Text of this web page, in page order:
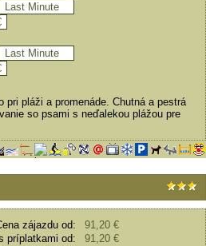
Last Minute
Last Minute
pri pláži a promenáde. Chutná a pestrá
so psami s neďalekou plážou pre
zájazdu od:
91,20 €
príplatkami od:
91,20 €